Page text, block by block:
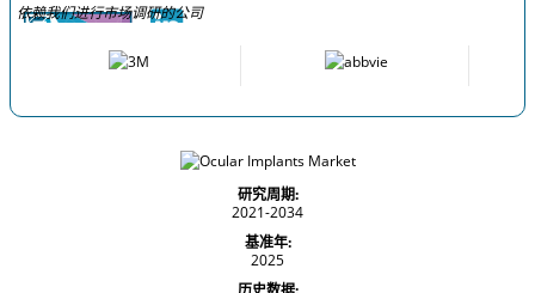
依赖我们进行市场调研的公司
研究周期:
2021-2034
基准年:
2025